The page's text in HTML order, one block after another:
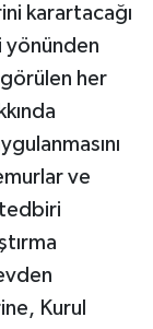
karartacağı
yönünden
görülen her
ve
Kurul